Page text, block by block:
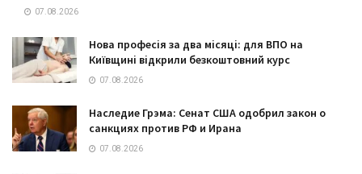
07.08.2026
Нова професія за два місяці: для ВПО на
Київщині відкрили безкоштовний курс
07.08.2026
Наследие Грэма: Сенат США одобрил закон о
санкциях против РФ и Ирана
07.08.2026